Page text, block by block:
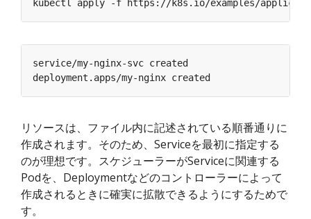
リソースは、ファイル内に記述されている順番通りに
作成されます。そのため、Serviceを最初に指定する
のが理想です。スケジューラーがServiceに関連する
Podを、Deploymentなどのコントローラーによって
作成されるときに確実に拡散できるようにするためで
す。